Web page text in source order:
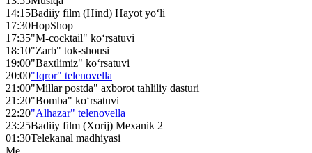
14:15Badiiy film (Hind) Hayot yo‘li
17:30HopShop
17:35"M-cocktail" ko‘rsatuvi
18:10"Zarb" tok-shousi
19:00"Baxtlimiz" ko‘rsatuvi
20:00"Iqror" telenovella
21:00"Millar postda" axborot tahliliy dasturi
21:20"Bomba" ko‘rsatuvi
22:20"Alhazar" telenovella
23:25Badiiy film (Xorij) Mexanik 2
01:30Telekanal madhiyasi